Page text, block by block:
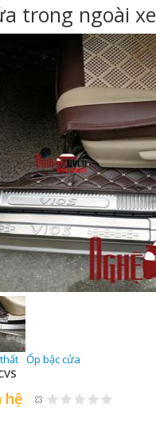
trong ngoài
Ốp bậc cửa
hệ